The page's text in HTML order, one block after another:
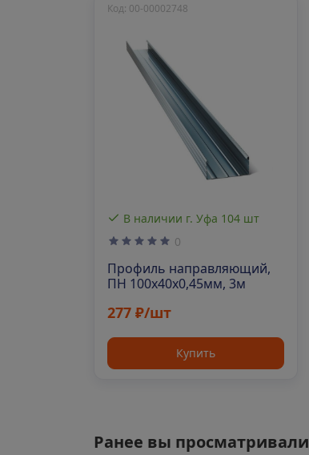
В наличии г. Уфа 104 шт
Код: 00-00002748
0
Профиль направляющий,
ПН 100х40х0,45мм, 3м
277 ₽/шт
Купить
Ранее вы просматривали